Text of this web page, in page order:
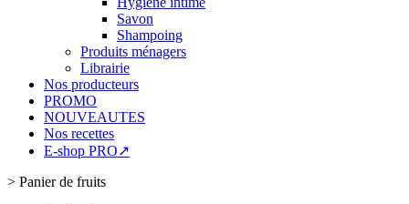
Savon
Shampoing
Produits ménagers
Librairie
Nos producteurs
PROMO
NOUVEAUTES
Nos recettes
E-shop PRO↗
> Panier de fruits